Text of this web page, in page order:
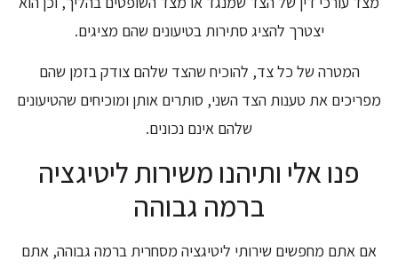
יצטרך להציג סתירות בטיעונים שהם מציגים.
המטרה של כל צד, להוכיח שהצד שלהם צודק בזמן שהם
מפריכים את טענות הצד השני, סותרים אותן ומוכיחים שהטיעונים
שלהם אינם נכונים.
פנו אלי ותיהנו משירות ליטיגציה
ברמה גבוהה
אם אתם מחפשים שירותי ליטיגציה מסחרית ברמה גבוהה, אתם